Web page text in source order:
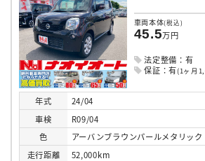
車両本体(税込)
45.5万円
法定整備：有
保証：有(1ヶ月
年式
24/04
車検
R09/04
色
アーバンブラウンパールメタリック
走行距離 52,000km